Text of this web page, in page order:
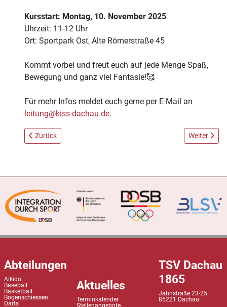
Kursstart: Montag, 10. November 2025
Uhrzeit: 11-12 Uhr
Ort: Sportpark Ost, Alte Römerstraße 45
Kommt vorbei und freut euch auf jede Menge Spaß,
Bewegung und ganz viel Fantasie!🥰
Für mehr Infos meldet euch gerne per E-Mail an
leitung@kiss-dachau.de.
Vorheriger Beitrag: TSV 1865-Judoka beim Randori-Turnier in
Zurück Nächster
Weiter
Abteilungen
Aikido
Baseball
Basketball
Bogenschiessen
Darts
Aktuelles
Terminkalender
Stellenangebote
TSV Dachau
1865
Jahnstraße 23-25
85221 Dachau